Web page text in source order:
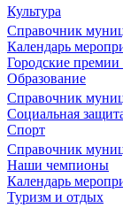
Культура
Справочник
Календарь
Городские
Образование
Справочник
Социальная
Спорт
Справочник
Наши чемпионы
Календарь
Туризм и отдых